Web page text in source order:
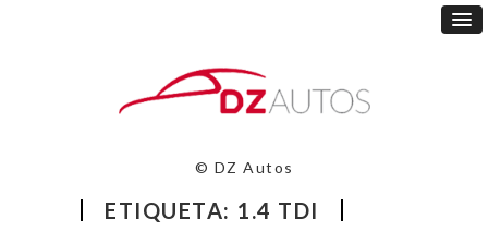
© DZ Autos
ETIQUETA: 1.4 TDI